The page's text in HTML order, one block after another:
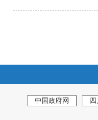
中国政府网